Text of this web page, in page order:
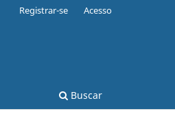
Buscar
Registrar-se Acesso